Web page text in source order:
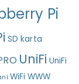
Pi
SD karta
UniFi UniFi
WiFi WWW